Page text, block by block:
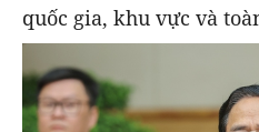
quốc gia, khu vực và